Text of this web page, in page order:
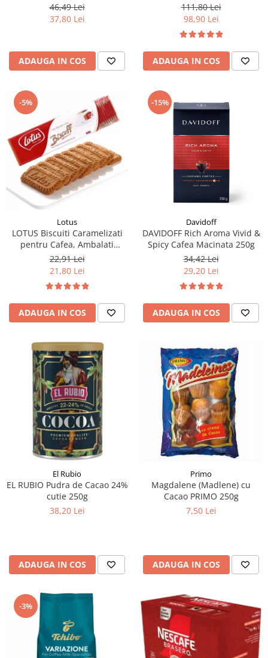
46,49 Lei
37,80 Lei
ADAUGA IN COS
111,80 Lei
98,90 Lei
ADAUGA IN COS
-5%
Lotus
LOTUS Biscuiti Caramelizati
pentru Cafea, Ambalati
Individual 50buc 312.5g
22,91 Lei
21,80 Lei
ADAUGA IN COS
-15%
Davidoff
DAVIDOFF Rich Aroma Vivid &
Spicy Cafea Macinata 250g
34,42 Lei
29,20 Lei
ADAUGA IN COS
El Rubio
EL RUBIO Pudra de Cacao 24%
cutie 250g
38,20 Lei
ADAUGA IN COS
Primo
Magdalene (Madlene) cu
Cacao PRIMO 250g
7,50 Lei
ADAUGA IN COS
-3%